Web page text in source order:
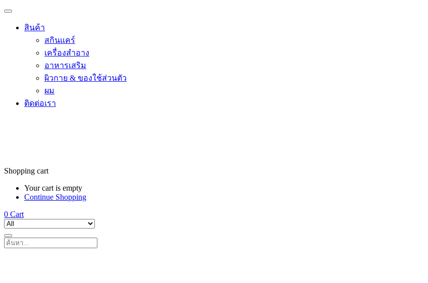
สินค้า
สกินแคร์
เครื่องสำอาง
อาหารเสริม
ผิวกาย & ของใช้ส่วนตัว
ผม
ติดต่อเรา
Shopping cart
Your cart is empty
Continue Shopping
0 Cart